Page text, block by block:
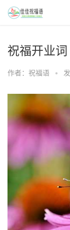
祝福开业词
作者：祝福语 •